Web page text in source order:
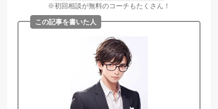
※初回相談が無料のコーチもたくさん！
この記事を書いた人